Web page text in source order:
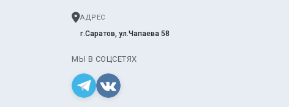
АДРЕС
г.Саратов, ул.Чапаева 58
МЫ В СОЦСЕТЯХ